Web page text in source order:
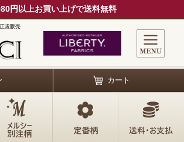
円以上お買い上げで送料無料
規販売
カート